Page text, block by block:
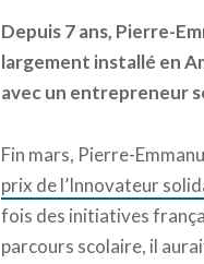
Depuis 7 ans, Pierre-
largement installé en
avec un entrepreneur
Fin mars, Pierre-
prix de l’Innovateur
fois des initiatives
parcours scolaire, il